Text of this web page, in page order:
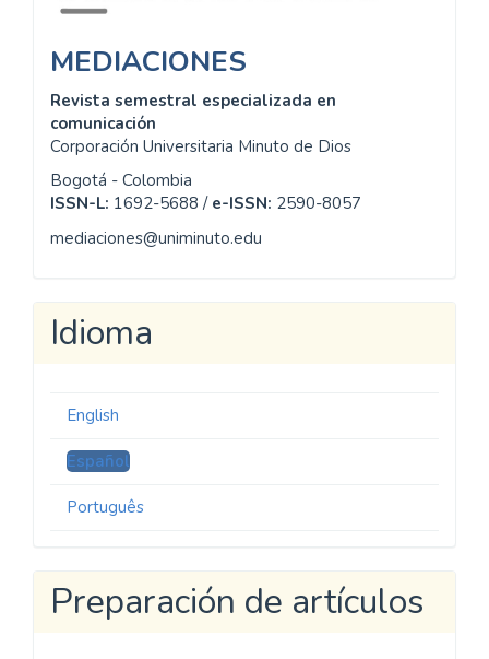
MEDIACIONES
Revista semestral especializada en
comunicación
Corporación Universitaria Minuto de Dios
Bogotá - Colombia
ISSN-L: 1692-5688 / e-ISSN: 2590-8057
mediaciones@uniminuto.edu
Idioma
English
Español
Português
Preparación de artículos